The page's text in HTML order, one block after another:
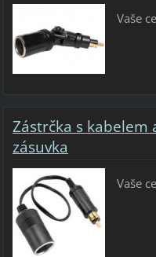
Vaše
Zástrčka s kabelem
zásuvka
Vaše